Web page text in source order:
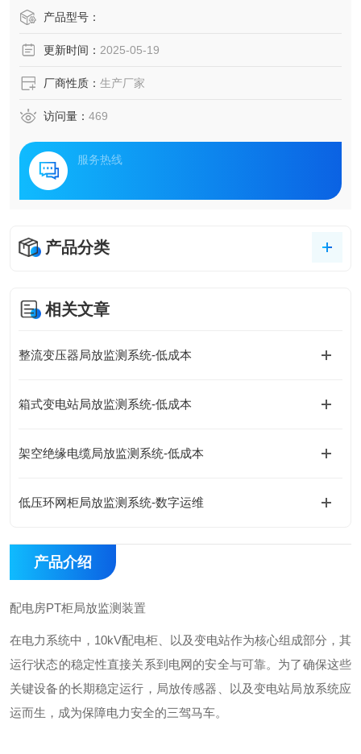
了确保这些关键设备的长期稳定运行，局放传感器、以及变
产品型号：
更新时间： 2025-05-19
厂商性质： 生产厂家
访问量： 469
服务热线
产品分类
相关文章
整流变压器局放监测系统-低成本
箱式变电站局放监测系统-低成本
架空绝缘电缆局放监测系统-低成本
低压环网柜局放监测系统-数字运维
产品介绍
配电房PT柜局放监测装置
在电力系统中， 10kV配电柜、以及变电站作为核心组成部分，其
运行状态的稳定性直接关系到电网的安全与可靠。为了确保这些
关键设备的长期稳定运行，局放传感器、以及变电站局放系统应
运而生，成为保障电力安全的三驾马车。